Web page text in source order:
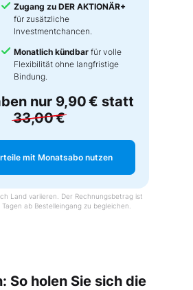
Zugang zu DER AKTIONÄR+
für zusätzliche
Investmentchancen.
Monatlich kündbar für volle
Flexibilität ohne langfristige
Bindung.
nur 9,90 € statt
33,00 €
mit Monatsabo nutzen
Land variieren. Der Rechnungsbetrag ist
ab Bestelleingang zu begleichen.
So holen Sie sich die